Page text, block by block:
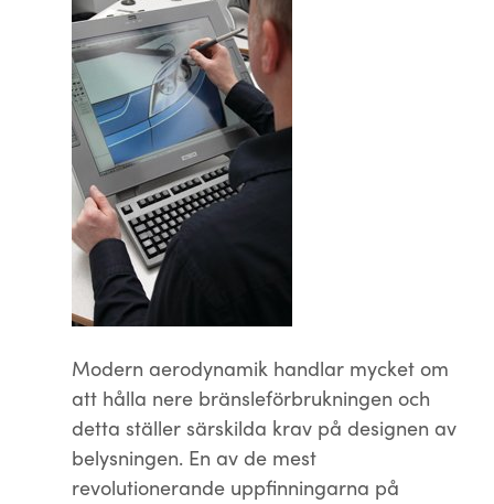
Modern aerodynamik handlar mycket om
att hålla nere bränsleförbrukningen och
detta ställer särskilda krav på designen av
belysningen. En av de mest
revolutionerande uppfinningarna på